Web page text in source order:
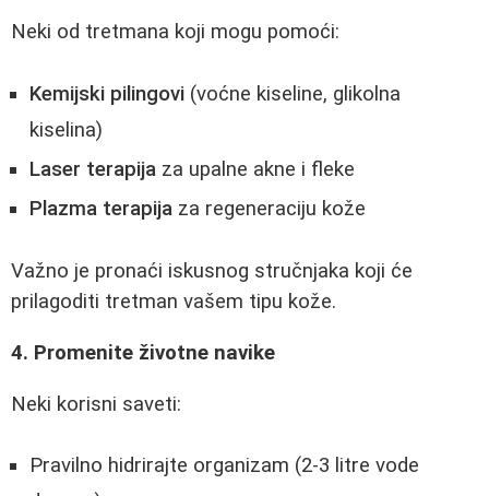
Neki od tretmana koji mogu pomoći:
Kemijski pilingovi (voćne kiseline, glikolna
kiselina)
Laser terapija za upalne akne i fleke
Plazma terapija za regeneraciju kože
Važno je pronaći iskusnog stručnjaka koji će
prilagoditi tretman vašem tipu kože.
4. Promenite životne navike
Neki korisni saveti:
Pravilno hidrirajte organizam (2-3 litre vode